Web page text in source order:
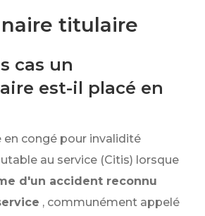
titulaire
cas un
est-il placé en
en congé pour invalidité
au service (Citis) lorsque
d'un accident reconnu
, communément appelé